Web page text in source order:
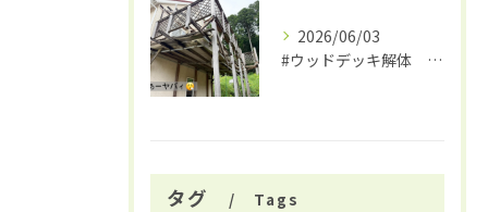
2026/06/03
#ウッドデッキ解体 #関市 #大福
タグ Tags